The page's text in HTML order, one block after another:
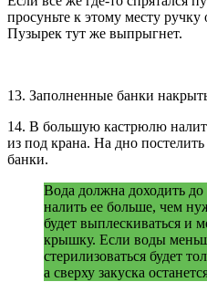
просуньте к этому месту
Пузырек тут же выпрыгнет.
13. Заполненные банки
14. В большую кастрюлю
из под крана. На дно
банки.
Вода должна доходить
налить ее больше, чем
будет выплескиваться и
крышку. Если воды
стерилизоваться будет
а сверху закуска